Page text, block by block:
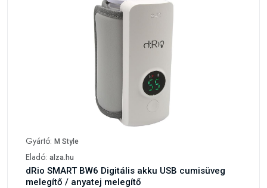
Gyártó: M Style
Eladó: alza.hu
dRio SMART BW6 Digitális akku USB cumisüveg
melegítő / anyatej melegítő